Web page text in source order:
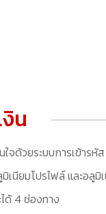
น
จด้วยระบบการเข้ารหั
นียมโปรไฟล์ และอลู
ด้ 4 ช่องทาง